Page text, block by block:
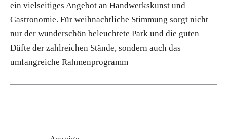
ein vielseitiges Angebot an Handwerkskunst und
Gastronomie. Für weihnachtliche Stimmung sorgt nicht
nur der wunderschön beleuchtete Park und die guten
Düfte der zahlreichen Stände, sondern auch das
umfangreiche Rahmenprogramm